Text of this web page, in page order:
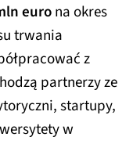
eurona okres
trwania
z
partnerzy ze
startupy,
w